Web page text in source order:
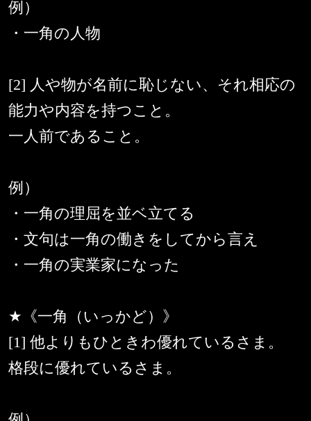
例）
・一角の人物
[2] 人や物が名前に恥じない、それ相応の
能力や内容を持つこと。
一人前であること。
例）
・一角の理屈を並ベ立てる
・文句は一角の働きをしてから言え
・一角の実業家になった
★《一角（いっかど）》
[1] 他よりもひときわ優れているさま。
格段に優れているさま。